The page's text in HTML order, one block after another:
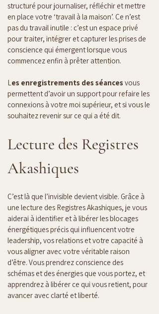
structuré pour journaliser, réfléchir et mettre
en place votre ‘travail à la maison’. Ce n’est
pas du travail inutile : c’est un espace privé
pour traiter, intégrer et capturer les prises de
conscience qui émergent lorsque vous
commencez enfin à prêter attention.
Les enregistrements des séances vous
permettent d’avoir un support pour refaire les
connexions à votre moi supérieur, et si vous le
souhaitez revenir sur ce qui a été dit.
Lecture des Registres
Akashiques
C’est là que l’invisible devient visible. Grâce à
une lecture des Registres Akashiques, je vous
aiderai à identifier et à libérer les blocages
énergétiques précis qui influencent votre
leadership, vos relations et votre capacité à
vous aligner avec votre véritable raison
d’être. Vous prendrez conscience des
schémas et des énergies que vous portez, et
apprendrez à libérer ce qui vous retient, pour
avancer avec clarté et liberté.